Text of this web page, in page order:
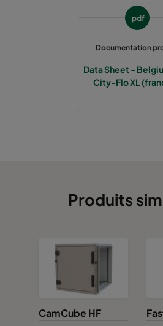
pdf
Documentation
Data Sheet -
City-Flo XL
Produits
CamCube HF